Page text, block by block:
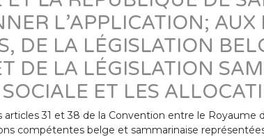
L’APPLICATION; AUX
DE LA LÉGISLATION
DE LA LÉGISLATION
ET LES
articles 31 et 38 de la Convention entre le Royaume
compétentes belge et sammarinaise